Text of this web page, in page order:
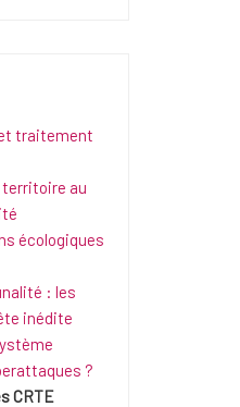
traitement
territoire au
écologiques
: les
inédite
?
CRTE